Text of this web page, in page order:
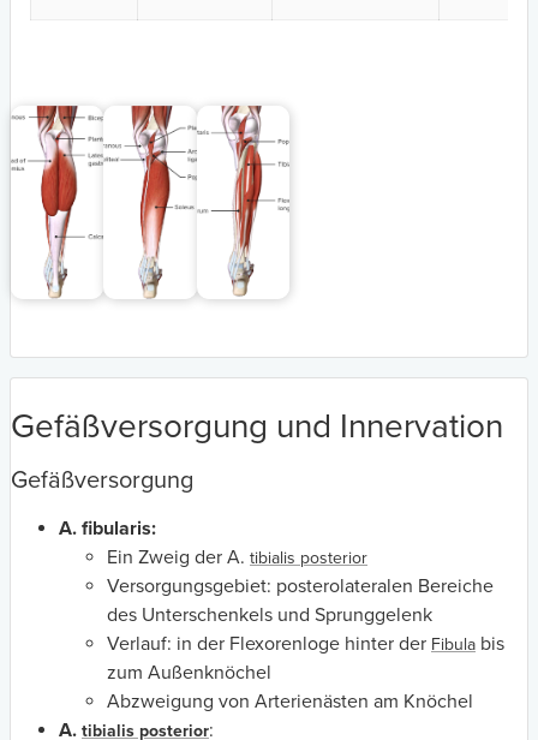
Gefäßversorgung und Innervation
Gefäßversorgung
A. fibularis:
Ein Zweig der A. tibialis posterior
Versorgungsgebiet: posterolateralen Bereiche
des Unterschenkels und Sprunggelenk
Verlauf: in der Flexorenloge hinter der Fibula bis
zum Außenknöchel
Abzweigung von Arterienästen am Knöchel
A. tibialis posterior: